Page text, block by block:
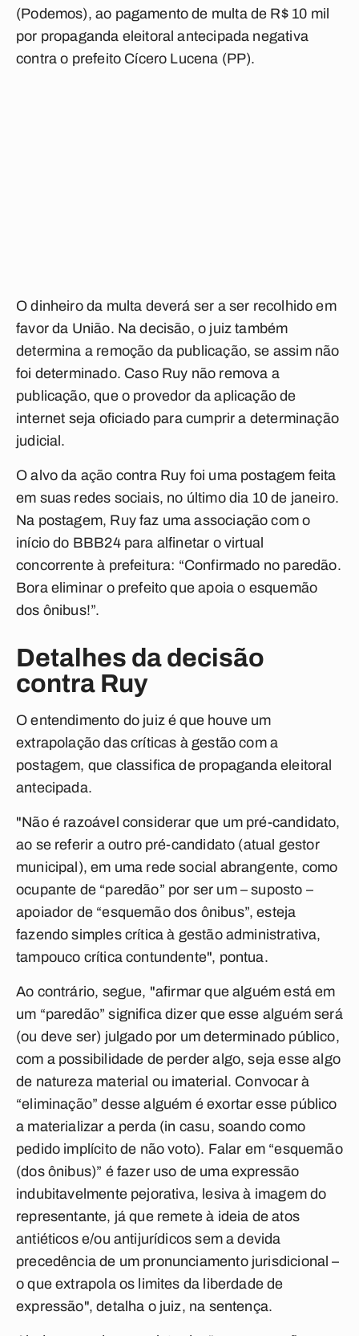
(Podemos), ao pagamento de multa de R$ 10 mil
por propaganda eleitoral antecipada negativa
contra o prefeito Cícero Lucena (PP).
O dinheiro da multa deverá ser a ser recolhido em
favor da União. Na decisão, o juiz também
determina a remoção da publicação, se assim não
foi determinado. Caso Ruy não remova a
publicação, que o provedor da aplicação de
internet seja oficiado para cumprir a determinação
judicial.
O alvo da ação contra Ruy foi uma postagem feita
em suas redes sociais, no último dia 10 de janeiro.
Na postagem, Ruy faz uma associação com o
início do BBB24 para alfinetar o virtual
concorrente à prefeitura: “Confirmado no paredão.
Bora eliminar o prefeito que apoia o esquemão
dos ônibus!”.
Detalhes da decisão
contra Ruy
O entendimento do juiz é que houve um
extrapolação das críticas à gestão com a
postagem, que classifica de propaganda eleitoral
antecipada.
"Não é razoável considerar que um pré-candidato,
ao se referir a outro pré-candidato (atual gestor
municipal), em uma rede social abrangente, como
ocupante de “paredão” por ser um – suposto –
apoiador de “esquemão dos ônibus”, esteja
fazendo simples crítica à gestão administrativa,
tampouco crítica contundente", pontua.
Ao contrário, segue, "afirmar que alguém está em
um “paredão” significa dizer que esse alguém será
(ou deve ser) julgado por um determinado público,
com a possibilidade de perder algo, seja esse algo
de natureza material ou imaterial. Convocar à
“eliminação” desse alguém é exortar esse público
a materializar a perda (in casu, soando como
pedido implícito de não voto). Falar em “esquemão
(dos ônibus)” é fazer uso de uma expressão
indubitavelmente pejorativa, lesiva à imagem do
representante, já que remete à ideia de atos
antiéticos e/ou antijurídicos sem a devida
precedência de um pronunciamento jurisdicional –
o que extrapola os limites da liberdade de
expressão", detalha o juiz, na sentença.